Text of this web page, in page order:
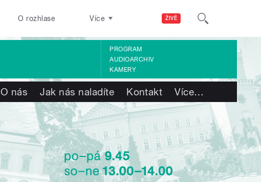
ŽIVĚ
O rozhlase Více
PROGRAM
AUDIOARCHIV
KAMERY
O nás Jak nás naladíte Kontakt Více…